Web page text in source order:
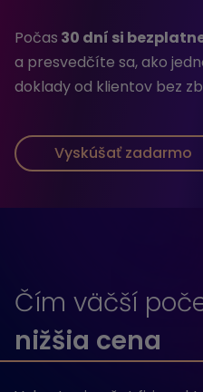
Počas 30 dní si
a presvedčíte sa, ako
doklady od klientov bez
Vyskúšať zadarmo
Čím väčší
nižšia cena